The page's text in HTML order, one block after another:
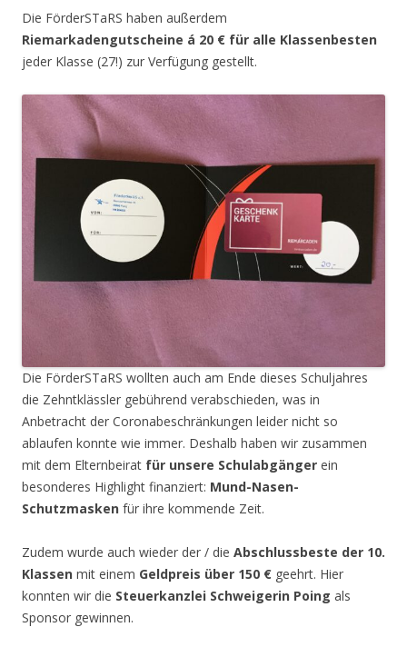
Die FörderSTaRS haben außerdem
Riemarkadengutscheine á 20 € für alle Klassenbesten
jeder Klasse (27!) zur Verfügung gestellt.
Die FörderSTaRS wollten auch am Ende dieses Schuljahres
die Zehntklässler gebührend verabschieden, was in
Anbetracht der Coronabeschränkungen leider nicht so
ablaufen konnte wie immer. Deshalb haben wir zusammen
mit dem Elternbeirat für unsere Schulabgänger ein
besonderes Highlight finanziert: Mund-Nasen-
Schutzmasken für ihre kommende Zeit.
Zudem wurde auch wieder der / die Abschlussbeste der 10.
Klassen mit einem Geldpreis über 150 € geehrt. Hier
konnten wir die Steuerkanzlei Schweigerin Poing als
Sponsor gewinnen.